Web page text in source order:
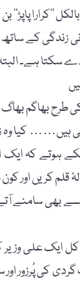
’’کرارا
کے ساتھ
سکتا ہے۔
بھاگم بھاگ
کیا وہ
ہوتے کہ
قلم کریں اور
سامنے آتے
علی وزیر کی
کی پُرزور